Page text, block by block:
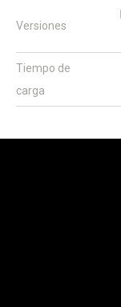
Versiones
Tiempo de
carga